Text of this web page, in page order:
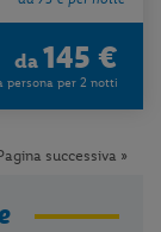
da 145 €
persona per 2 notti
successiva »